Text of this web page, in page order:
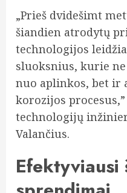
„Prieš dvidešimt
šiandien atrodytų
technologijos
sluoksnius, kurie
nuo aplinkos, bet ir
korozijos
technologijų
Valančius.
Efektyviausi